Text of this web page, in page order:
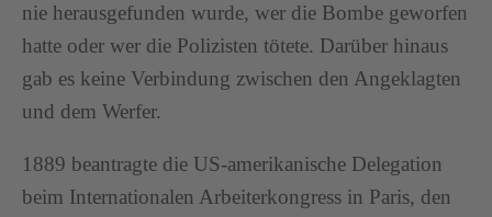
nie herausgefunden wurde, wer die Bombe geworfen
hatte oder wer die Polizisten tötete. Darüber hinaus
gab es keine Verbindung zwischen den Angeklagten
und dem Werfer.
1889 beantragte die US-amerikanische Delegation
beim Internationalen Arbeiterkongress in Paris, den